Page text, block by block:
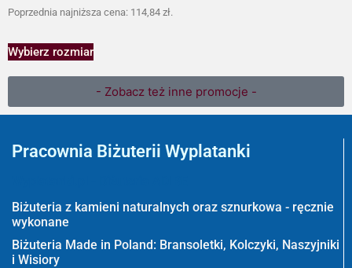
Poprzednia najniższa cena: 114,84 zł.
Wybierz rozmiar
- Zobacz też inne promocje -
Pracownia Biżuterii Wyplatanki
Biżuteria z kamieni naturalnych oraz sznurkowa - ręcznie
wykonane
Biżuteria Made in Poland: Bransoletki, Kolczyki, Naszyjniki
i Wisiory